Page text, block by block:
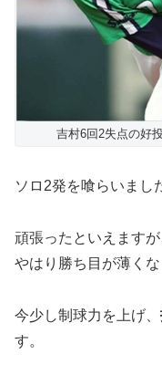
吉村6回2失点の好
ソロ2発を喰らいまし
頑張ったといえます
やはり勝ち目が薄くな
今少し制球力を上げ、
す。